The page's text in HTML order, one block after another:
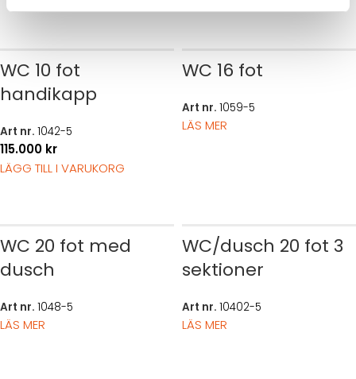
WC 10 fot
handikapp
Art nr. 1042-5
115.000 kr
LÄGG TILL I VARUKORG
WC 16 fot
Art nr. 1059-5
LÄS MER
WC 20 fot med
dusch
Art nr. 1048-5
LÄS MER
WC/dusch 20 fot 3
sektioner
Art nr. 10402-5
LÄS MER